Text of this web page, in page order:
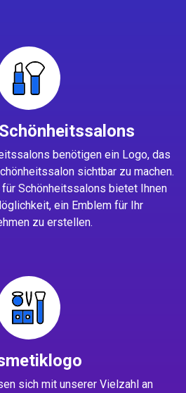
benötigen ein Logo, das
sichtbar zu machen.
Schönheitssalons bietet Ihnen
ein Emblem für Ihr
zu erstellen.
sich mit unserer Vielzahl an